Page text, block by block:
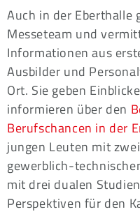
Auch in der Eberthalle
Messeteam und
Informationen aus
Ausbilder und
Ort. Sie geben
informieren über den
Berufschancen in der
jungen Leuten mit
gewerblich-
mit drei dualen
Perspektiven für den